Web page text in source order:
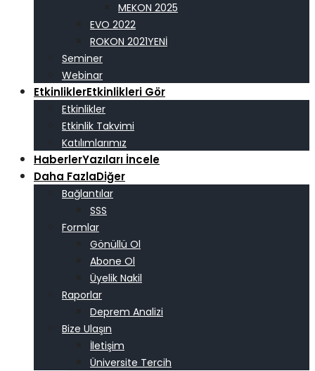
MEKON 2025
EVO 2022
ROKON 2021
Seminer
Webinar
EtkinliklerEtkinlikleri Gör
Etkinlikler
Etkinlik Takvimi
Katılımlarımız
HaberlerYazıları İncele
Daha FazlaDiğer
Bağlantılar
SSS
Formlar
Gönüllü Ol
Abone Ol
Üyelik Nakil
Raporlar
Deprem Analizi
Bize Ulaşın
İletişim
Üniversite Tercih